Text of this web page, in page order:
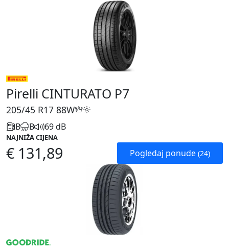
Pirelli CINTURATO P7
205/45 R17 88W
B B 69 dB
NAJNIŽA CIJENA
€ 131,89 Pogledaj ponude (24)